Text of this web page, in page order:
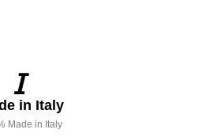
in Italy
Made in Italy